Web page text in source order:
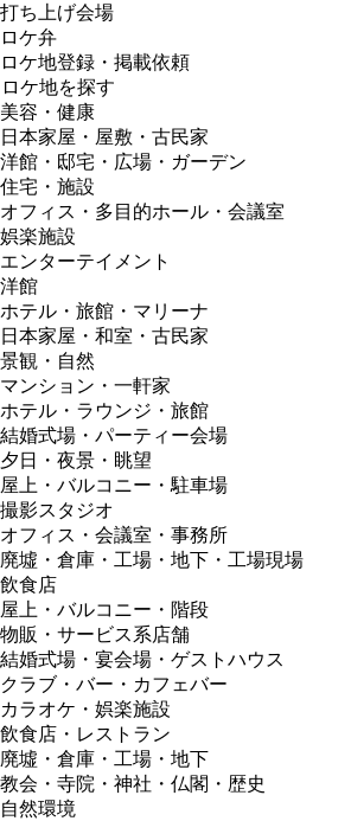
打ち上げ会場
ロケ弁
ロケ地登録・掲載依頼
ロケ地を探す
美容・健康
日本家屋・屋敷・古民家
洋館・邸宅・広場・ガーデン
住宅・施設
オフィス・多目的ホール・会議室
娯楽施設
エンターテイメント
洋館
ホテル・旅館・マリーナ
日本家屋・和室・古民家
景観・自然
マンション・一軒家
ホテル・ラウンジ・旅館
結婚式場・パーティー会場
夕日・夜景・眺望
屋上・バルコニー・駐車場
撮影スタジオ
オフィス・会議室・事務所
廃墟・倉庫・工場・地下・工場現場
飲食店
屋上・バルコニー・階段
物販・サービス系店舗
結婚式場・宴会場・ゲストハウス
クラブ・バー・カフェバー
カラオケ・娯楽施設
飲食店・レストラン
廃墟・倉庫・工場・地下
教会・寺院・神社・仏閣・歴史
自然環境